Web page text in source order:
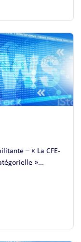
– « La CFE-
»...